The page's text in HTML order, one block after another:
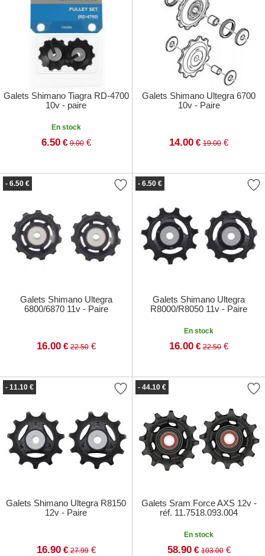
Galets Shimano Tiagra RD-4700
10v - paire
En stock
6.50 € 9.00€
Galets Shimano Ultegra 6700
10v - Paire
14.00 € 19.00 €
- 6.50 €
Galets Shimano Ultegra
6800/6870 11v - Paire
16.00 € 22.50€
- 6.50 €
Galets Shimano Ultegra
R8000/R8050 11v - Paire
En stock
16.00 € 22.50 €
- 11.10 €
Galets Shimano Ultegra R8150
12v - Paire
16.90 € 27.99€
- 44.10 €
Galets Sram Force AXS 12v -
réf. 11.7518.093.004
En stock
58.90 € 103.00€